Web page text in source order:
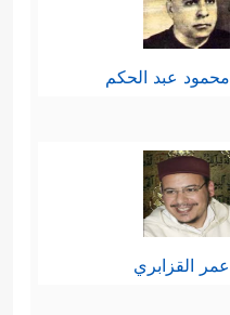
محمود عبد الحكم
عمر القزابري